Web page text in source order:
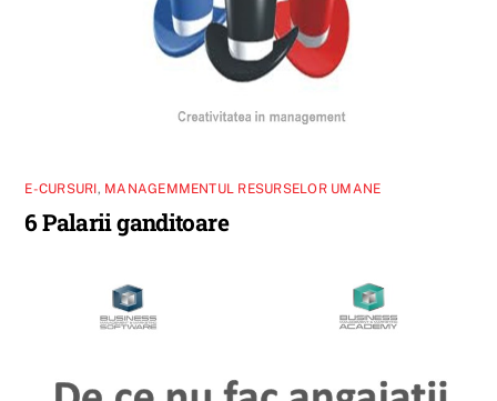
E-CURSURI, MANAGEMMENTUL RESURSELOR UMANE
6 Palarii ganditoare